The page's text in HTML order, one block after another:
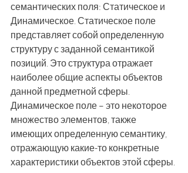
семантических поля: Статическое и
Динамическое. Статическое поле
представляет собой определенную
структуру с заданной семантикой
позиций. Это структура отражает
наиболее общие аспекты объектов
данной предметной сферы.
Динамическое поле – это некоторое
множество элементов, также
имеющих определенную семантику,
отражающую какие-то конкретные
характеристики объектов этой сферы.